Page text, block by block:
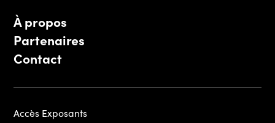
À propos
Partenaires
Contact
Accès Exposants